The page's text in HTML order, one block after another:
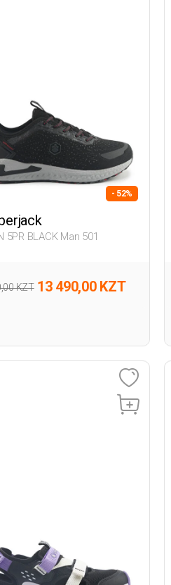
- 52%
5PR BLACK Man 501
KZT 13 490,00 KZT